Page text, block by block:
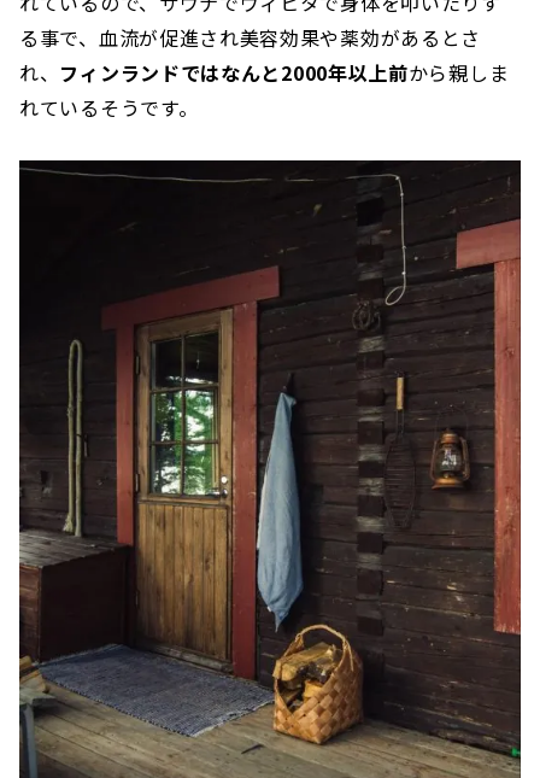
る事で、血流が促進され美容効果や薬効があるとさ
れ、 フィンランドではなんと2000年以上前から親しま
れているそうです。